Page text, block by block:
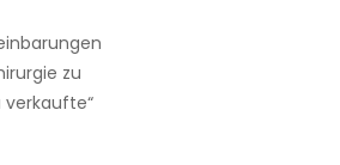
zu
verkaufte“